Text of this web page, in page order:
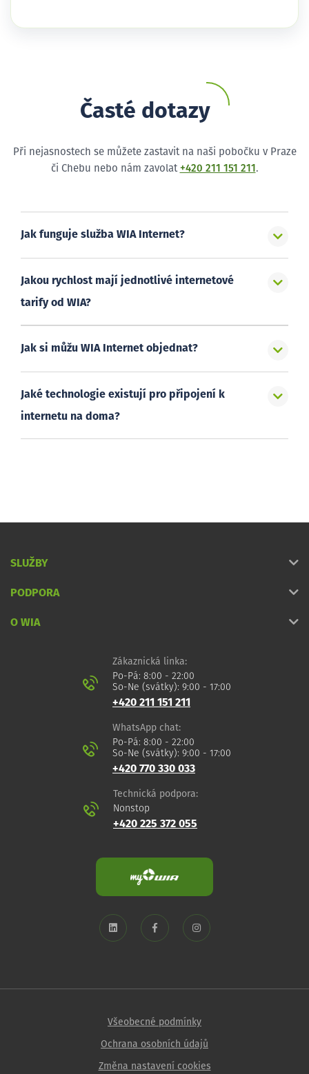
Časté dotazy
Při nejasnostech se můžete zastavit na naši pobočku v Praze
či Chebu nebo nám zavolat +420 211 151 211 .
Jak funguje služba WIA Internet?
Jakou rychlost mají jednotlivé internetové
tarify od WIA?
Jak si můžu WIA Internet objednat?
Jaké technologie existují pro připojení k
internetu na doma?
SLUŽBY
PODPORA
O WIA
Zákaznická linka:
Po-Pá: 8:00 - 22:00
So-Ne (svátky): 9:00 - 17:00
+420 211 151 211
WhatsApp chat:
Po-Pá: 8:00 - 22:00
So-Ne (svátky): 9:00 - 17:00
+420 770 330 033
Technická podpora:
Nonstop
+420 225 372 055
Všeobecné podmínky
Ochrana osobních údajů
Změna nastavení cookies